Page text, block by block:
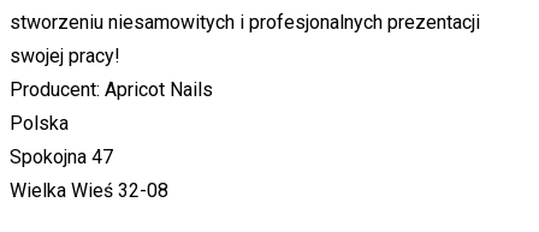
stworzeniu niesamowitych i profesjonalnych prezentacji
swojej pracy!
Producent: Apricot Nails
Polska
Spokojna 47
Wielka Wieś 32-08